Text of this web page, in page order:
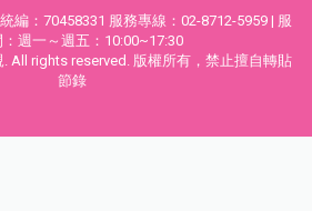
編：70458331 服務專線：02-8712-5959 | 服
週一～週五：10:00~17:30
All rights reserved. 版權所有，禁止擅自轉貼
節錄